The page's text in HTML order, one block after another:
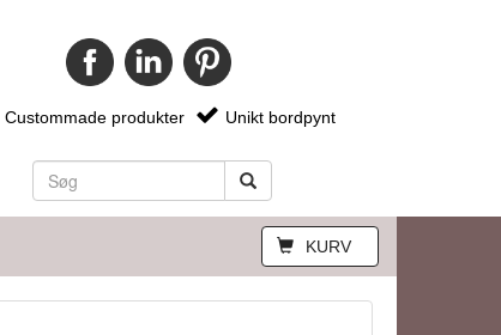
Custommade produkter Unikt bordpynt
KURV